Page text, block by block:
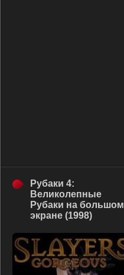
Рубаки 4:
Великолепные
Рубаки на большом
экране (1998)